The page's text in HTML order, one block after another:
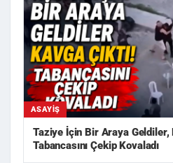
ASAYIŞ
Taziye İçin Bir Araya Geldiler,
Tabancasını Çekip Kovaladı